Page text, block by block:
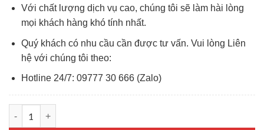
Với chất lượng dịch vụ cao, chúng tôi sẽ làm hài lòng
mọi khách hàng khó tính nhất.
Quý khách có nhu cầu cần được tư vấn. Vui lòng Liên
hệ với chúng tôi theo:
Hotline 24/7: 09777 30 666 (Zalo)